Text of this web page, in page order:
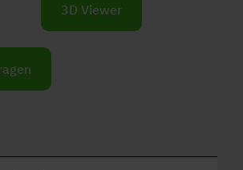
3D Viewer